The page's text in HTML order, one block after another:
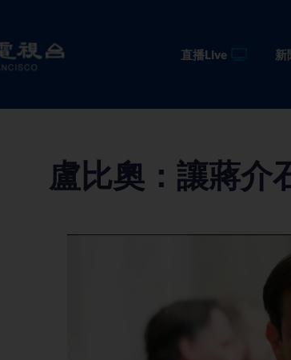
直播Live 新
盧比奧：讓蔣介